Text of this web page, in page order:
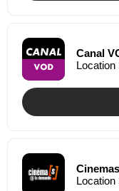
Canal
Location
Location